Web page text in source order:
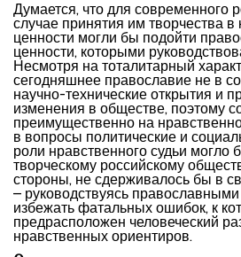
Думается, что для современного
случае принятия им творчества в
ценности могли бы подойти
ценности, которыми
Несмотря на тоталитарный
сегодняшнее православие не в
научно-технические открытия и
изменения в обществе, поэтому
преимущественно на
в вопросы политические и
роли нравственного судьи могло
творческому российскому
стороны, не сдерживалось бы в
– руководствуясь
избежать фатальных ошибок, к
предрасположен человеческий
нравственных ориентиров.